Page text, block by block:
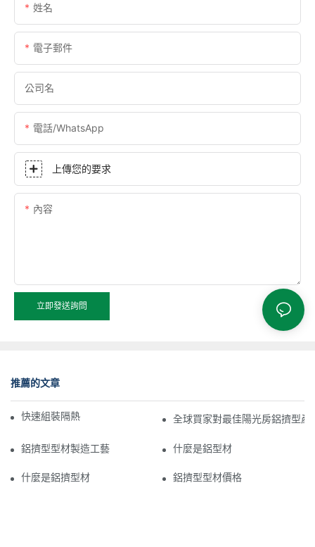
姓名
電子郵件
公司名
電話/WhatsApp
上傳您的要求
內容
立即發送詢問
推薦的文章
快速組裝隔熱鋁型材日光浴室 全球買家對最佳陽光房鋁擠型產
鋁擠型型材製造工藝 什麼是鋁型材
什麼是鋁擠型材 鋁擠型型材價格